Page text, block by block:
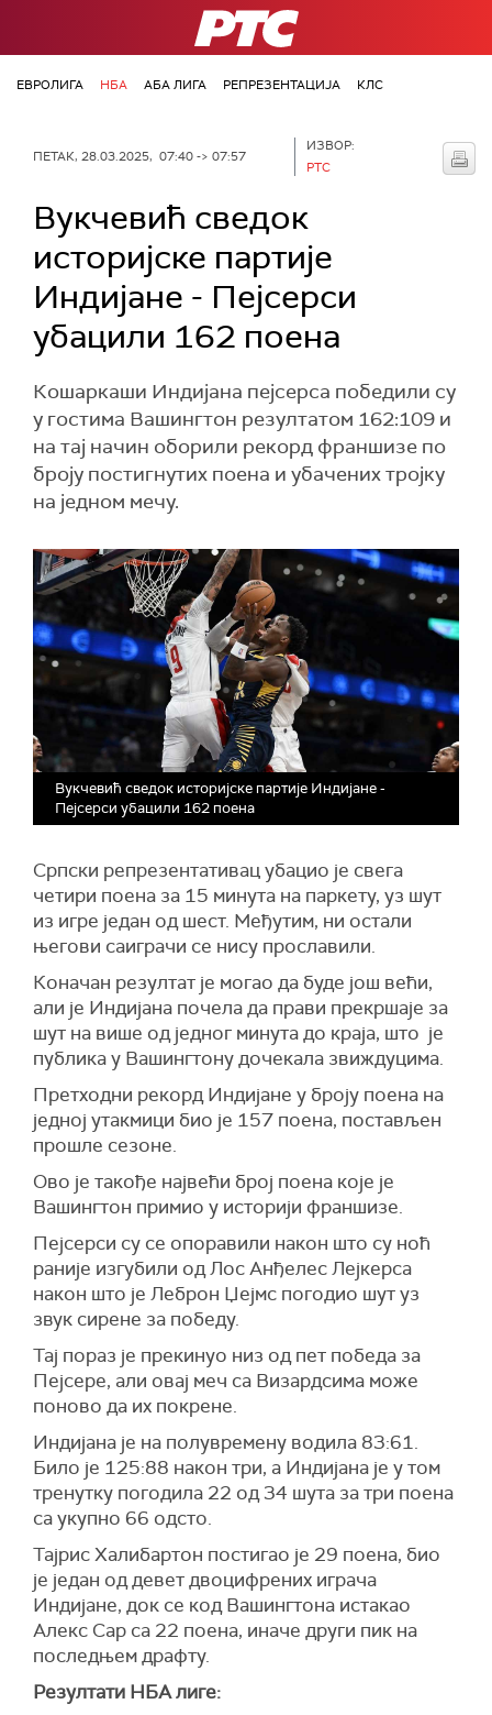
РТС
ЕВРОЛИГА НБА АБА ЛИГА РЕПРЕЗЕНТАЦИЈА КЛС
ПЕТАК, 28.03.2025, 07:40 -> 07:57
ИЗВОР:
РТС
Вукчевић сведок
историјске партије
Индијане - Пејсерси
убацили 162 поена
Кошаркаши Индијана пејсерса победили су
у гостима Вашингтон резултатом 162:109 и
на тај начин оборили рекорд франшизе по
броју постигнутих поена и убачених тројку
на једном мечу.
Вукчевић сведок историјске партије Индијане -
Пејсерси убацили 162 поена
Српски репрезентативац убацио је свега
четири поена за 15 минута на паркету, уз шут
из игре један од шест. Међутим, ни остали
његови саиграчи се нису прославили.
Коначан резултат је могао да буде још већи,
али је Индијана почела да прави прекршаје за
шут на више од једног минута до краја, што је
публика у Вашингтону дочекала звиждуцима.
Претходни рекорд Индијане у броју поена на
једној утакмици био је 157 поена, постављен
прошле сезоне.
Ово је такође највећи број поена које је
Вашингтон примио у историји франшизе.
Пејсерси су се опоравили након што су ноћ
раније изгубили од Лос Анђелес Лејкерса
након што је Леброн Џејмс погодио шут уз
звук сирене за победу.
Тај пораз је прекинуо низ од пет победа за
Пејсере, али овај меч са Визардсима може
поново да их покрене.
Индијана је на полувремену водила 83:61.
Било је 125:88 након три, а Индијана је у том
тренутку погодила 22 од 34 шута за три поена
са укупно 66 одсто.
Тајрис Халибартон постигао је 29 поена, био
је један од девет двоцифрених играча
Индијане, док се код Вашингтона истакао
Алекс Сар са 22 поена, иначе други пик на
последњем драфту.
Резултати НБА лиге: